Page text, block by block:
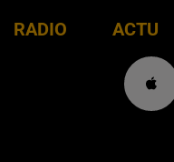
RADIO ACTU